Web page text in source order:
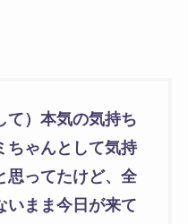
て）本気の気持ち
ちゃんとして気持
思ってたけど、全
いまま今日が来て